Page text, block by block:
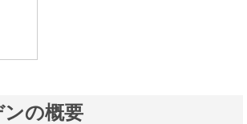
ンの概要